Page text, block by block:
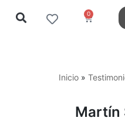
0
Inicio»
Martín